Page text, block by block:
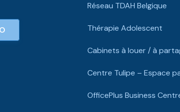
Réseau TDAH Belgique
Thérapie Adolescent
Cabinets à louer / à
Centre Tulipe – Espace
OfficePlus Business